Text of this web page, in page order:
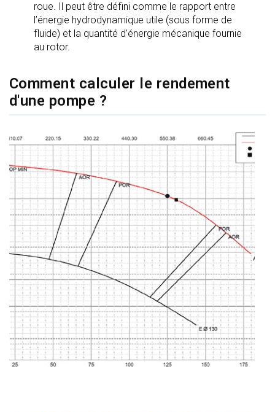
roue. Il peut être défini comme le rapport entre
l’énergie hydrodynamique utile (sous forme de
fluide) et la quantité d’énergie mécanique fournie
au rotor.
Comment calculer le rendement
d'une pompe ?